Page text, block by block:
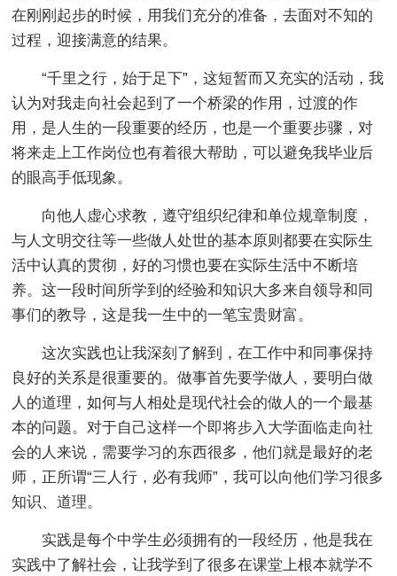
在刚刚起步的时候，用我们充分的准备，去面对不知的
过程，迎接满意的结果。
“千里之行，始于足下”，这短暂而又充实的活动，我
认为对我走向社会起到了一个桥梁的作用，过渡的作
用，是人生的一段重要的经历，也是一个重要步骤，对
将来走上工作岗位也有着很大帮助，可以避免我毕业后
的眼高手低现象。
向他人虚心求教，遵守组织纪律和单位规章制度，
与人文明交往等一些做人处世的基本原则都要在实际生
活中认真的贯彻，好的习惯也要在实际生活中不断培
养。这一段时间所学到的经验和知识大多来自领导和同
事们的教导，这是我一生中的一笔宝贵财富。
这次实践也让我深刻了解到，在工作中和同事保持
良好的关系是很重要的。做事首先要学做人，要明白做
人的道理，如何与人相处是现代社会的做人的一个最基
本的问题。对于自己这样一个即将步入大学面临走向社
会的人来说，需要学习的东西很多，他们就是最好的老
师，正所谓“三人行，必有我师”，我可以向他们学习很多
知识、道理。
实践是每个中学生必须拥有的一段经历，他是我在
实践中了解社会，让我学到了很多在课堂上根本就学不